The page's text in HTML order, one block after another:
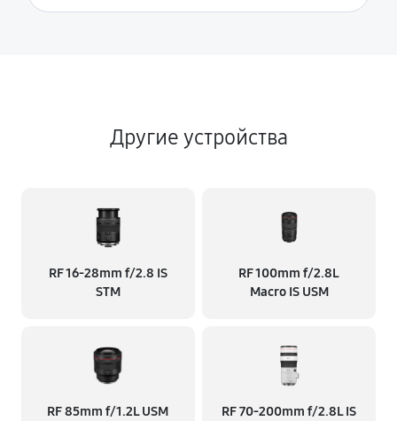
Другие устройства
RF 16‑28mm f/2.8 IS
STM
RF 100mm f/2.8L
Macro IS USM
RF 85mm f/1.2L USM
RF 70‑200mm f/2.8L IS